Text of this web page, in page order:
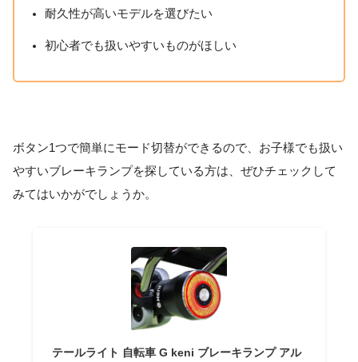
耐久性が高いモデルを選びたい
初心者でも扱いやすいものがほしい
ボタン1つで簡単にモード切替ができるので、お子様でも扱い
やすいブレーキランプを探している方は、ぜひチェックして
みてはいかがでしょうか。
テールライト 自転車 G keni ブレーキランプ アル